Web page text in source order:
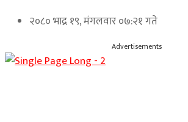
२०८० भाद्र १९, मंगलवार ०७:२१ गते
Advertisements